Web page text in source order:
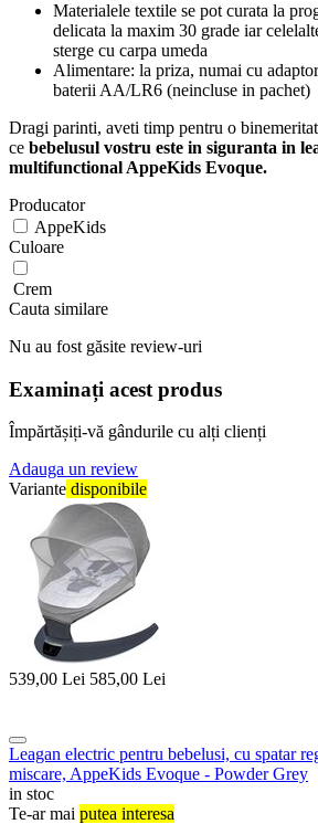
Materialele textile se pot curata la
delicata la maxim 30 grade iar
sterge cu carpa umeda
Alimentare: la priza, numai cu
baterii AA/LR6 (neincluse in pachet)
Dragi parinti, aveti timp pentru o
ce bebelusul vostru este in siguranta in
multifunctional AppeKids Evoque.
Producator
AppeKids
Culoare
Crem
Cauta similare
Nu au fost găsite review-uri
Examinați acest produs
Împărtășiți-vă gândurile cu alți clienți
Adauga un review
Variante disponibile
539,00 Lei 585,00 Lei
Leagan electric pentru bebelusi, cu spatar
miscare, AppeKids Evoque - Powder Grey
in stoc
Te-ar mai putea interesa